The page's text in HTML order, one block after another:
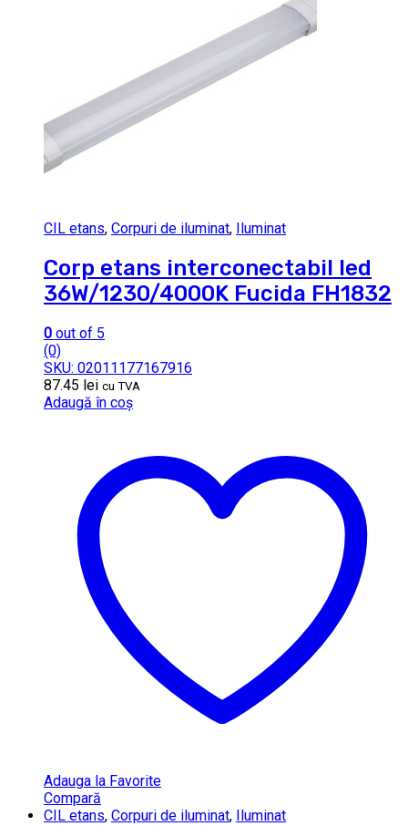
CIL etans, Corpuri de iluminat, Iluminat
Corp etans interconectabil led
36W/1230/4000K Fucida FH1832
0 out of 5
(0)
SKU: 02011177167916
87.45 lei cu TVA
Adaugă în coș
Adauga la Favorite
Compară
CIL etans, Corpuri de iluminat, Iluminat